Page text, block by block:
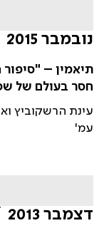
נובמבר 2015
תיאמין – "סיפור
חסר בעולם של
עינת הרשקוביץ
עמ'
דצמבר 2013